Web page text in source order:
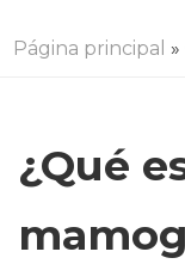
Página principal »
¿Qué